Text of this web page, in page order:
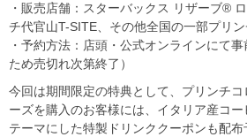
・販売店舗：スターバックス リザーブ®
チ代官山T-SITE、その他全国の一部プリ
・予約方法：店頭・公式オンラインにて
ため売切れ次第終了）
今回は期間限定の特典として、プリンチ
ーズを購入のお客様には、イタリア産コ
テーマにした特製ドリンククーポンも配布